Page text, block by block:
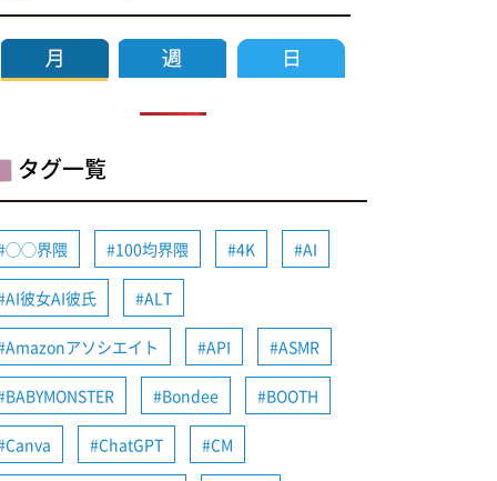
タグ一覧
◯◯界隈 100均界隈 4K AI
AI彼女AI彼氏 ALT
Amazonアソシエイト API ASMR
BABYMONSTER Bondee BOOTH
Canva ChatGPT CM